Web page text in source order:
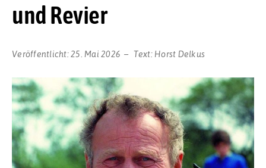
und Revier
Veröffentlicht:25. Mai 2026 Text: Horst Delkus